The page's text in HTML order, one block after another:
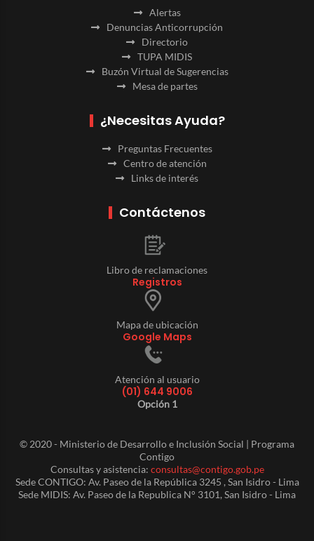
Alertas
Denuncias Anticorrupción
Directorio
TUPA MIDIS
Buzón Virtual de Sugerencias
Mesa de partes
¿Necesitas Ayuda?
Preguntas Frecuentes
Centro de atención
Links de interés
Contáctenos
Libro de reclamaciones
Registros
Mapa de ubicación
Google Maps
Atención al usuario
(01) 644 9006
Opción 1
© 2020 - Ministerio de Desarrollo e Inclusión Social | Programa
Contigo
Consultas y asistencia: consultas@contigo.gob.pe
Sede CONTIGO: Av. Paseo de la República 3245 , San Isidro - Lima
Sede MIDIS: Av. Paseo de la Republica N° 3101, San Isidro - Lima